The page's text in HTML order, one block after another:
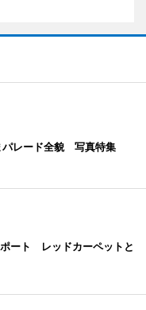
パレード全貌 写真特集
ート レッドカーペットと